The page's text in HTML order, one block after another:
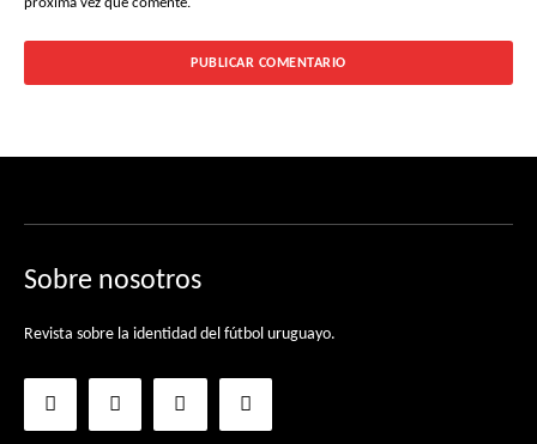
próxima vez que comente.
Sobre nosotros
Revista sobre la identidad del fútbol uruguayo.